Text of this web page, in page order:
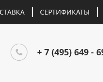
СЕРТИФИКАТЫ
+ 7 (495) 649 -